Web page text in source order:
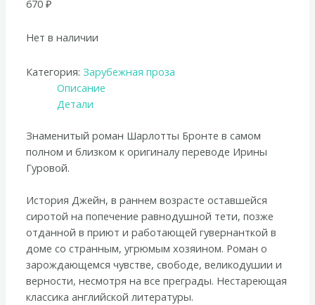
670₽
Нет в наличии
Категория:Зарубежная проза
Описание
Детали
Знаменитый роман Шарлотты Бронте в самом
полном и близком к оригиналу переводе Ирины
Гуровой.
История Джейн, в раннем возрасте оставшейся
сиротой на попечение равнодушной тети, позже
отданной в приют и работающей гувернанткой в
доме со странным, угрюмым хозяином. Роман о
зарождающемся чувстве, свободе, великодушии и
верности, несмотря на все преграды. Нестареющая
классика английской литературы.